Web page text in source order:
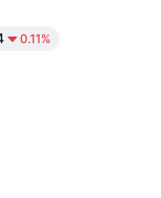
0.11%